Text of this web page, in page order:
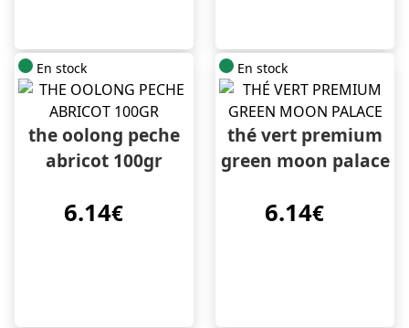
En stock
the oolong peche
abricot 100gr
6.14€
En stock
thé vert premium
green moon palace
6.14€